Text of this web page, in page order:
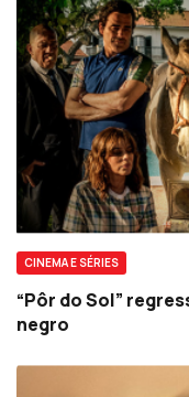
CINEMA E SÉRIES
“Pôr do Sol”
negro